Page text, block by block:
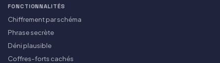
FONCTIONNALITÉS
Chiffrement par schéma
Phrase secrète
Déni plausible
Coffres-forts cachés